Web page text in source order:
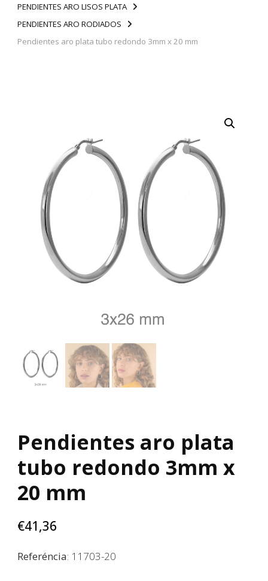
PENDIENTES ARO LISOS PLATA
PENDIENTES ARO RODIADOS
Pendientes aro plata tubo redondo 3mm x 20 mm
Pendientes aro plata
tubo redondo 3mm x
20 mm
€41,36
Referéncia: 11703-20